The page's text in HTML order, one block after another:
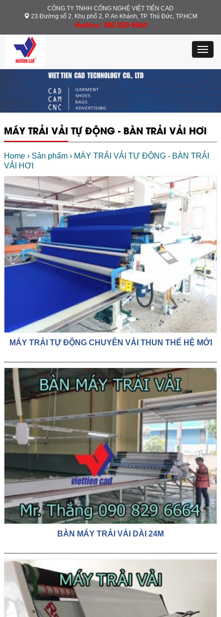
CÔNG TY TNHH CÔNG NGHỆ VIỆT TIẾN CAD
23 Đường số 2, Khu phố 2, P. An Khánh, TP. Thủ Đức, TP.HCM
Hotline: 090 829 6664
MÁY TRẢI VẢI TỰ ĐỘNG - BÀN TRẢI VẢI HƠI
Home › Sản phẩm › MÁY TRẢI VẢI TỰ ĐỘNG - BÀN TRẢI
VẢI HƠI
MÁY TRẢI TỰ ĐỘNG CHUYÊN VẢI THUN THẾ HỆ MỚI
BÀN MÁY TRẢI VẢI DÀI 24M